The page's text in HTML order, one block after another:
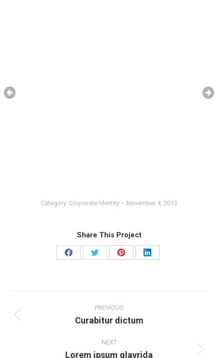
Category: Corporate Identity November 4, 2013
Share This Project
Share
Share
Share
Share
navigation
PREVIOUS
Previous
Curabitur dictum
NEXT
Next
Lorem ipsum glavrida